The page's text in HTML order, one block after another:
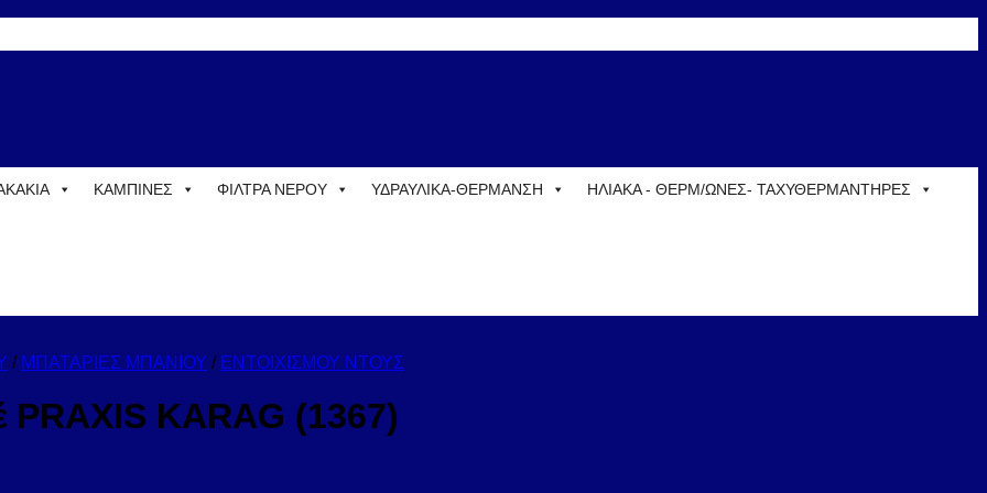
ΚΑΜΠΙΝΕΣ ΦΙΛΤΡΑ ΝΕΡΟΥ ΥΔΡΑΥΛΙΚΑ-ΘΕΡΜΑΝΣΗ ΗΛΙΑΚΑ - ΘΕΡΜ/ΩΝΕΣ- ΤΑΧΥΘΕΡΜΑΝΤΗΡΕΣ
/ ΜΠΑΤΑΡΙΕΣ ΜΠΑΝΙΟΥ / ΕΝΤΟΙΧΙΣΜΟΥ ΝΤΟΥΣ
KARAG (1367)